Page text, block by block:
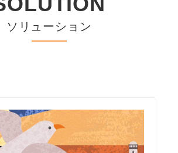
ソリューション